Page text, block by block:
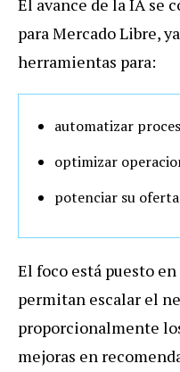
El avance de la IA se
para Mercado Libre,
herramientas para:
automatizar
optimizar
potenciar su
El foco está puesto
permitan escalar el
proporcionalmente
mejoras en